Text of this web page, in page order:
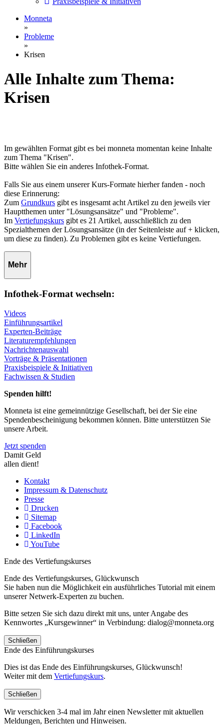
Monneta
»
Probleme
»
Krisen
Alle Inhalte zum Thema:
Krisen
Im gewählten Format gibt es bei monneta momentan keine Inhalte
zum Thema "Krisen".
Bitte wählen Sie ein anderes Infothek-Format.
Falls Sie aus einem unserer Kurs-Formate hierher fanden - noch
diese Erinnerung:
Zum Grundkurs gibt es insgesamt acht Artikel zu den jeweils vier
Hauptthemen unter "Lösungsansätze" und "Probleme".
Im Vertiefungskurs gibt es 21 Artikel, ausschließlich zu den
Spezialthemen der Lösungsansätze (in der Seitenleiste auf + klicken,
um diese zu finden). Zu Problemen gibt es keine Vertiefungen.
Mehr
Infothek-Format wechseln:
Videos
Einführungsartikel
Experten-Beiträge
Literaturempfehlungen
Nachrichtenauswahl
Vorträge & Präsentationen
Praxisbeispiele & Initiativen
Fachwissen & Studien
Spenden hilft!
Monneta ist eine gemeinnützige Gesellschaft, bei der Sie eine
Spendenbescheinigung bekommen können. Bitte unterstützen Sie
unsere Arbeit.
Jetzt spenden
Damit Geld
allen dient!
Kontakt
Impressum & Datenschutz
Presse
Drucken
Sitemap
Facebook
LinkedIn
YouTube
Ende des Vertiefungskurses
Ende des Vertiefungskurses, Glückwunsch
Sie haben nun die Möglichkeit ein ausführliches Tutorial mit einem
unserer Netwerk-Experten zu buchen.
Bitte setzen Sie sich dazu direkt mit uns, unter Angabe des
Kennwortes „Kursgewinner“ in Verbindung: dialog@monneta.org
Schließen
Ende des Einführungskurses
Dies ist das Ende des Einführungskurses, Glückwunsch!
Weiter mit dem Vertiefungskurs.
Schließen
Wir verschicken 3-4 mal im Jahr einen Newsletter mit aktuellen
Meldungen, Berichten und Hinweisen.